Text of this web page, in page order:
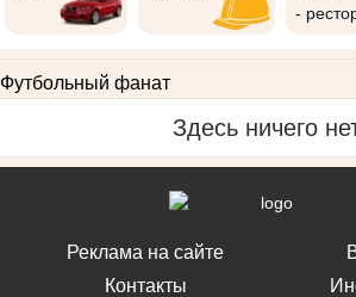
-
Футбольный фанат
Здесь ничего
Реклама на сайте
Контакты